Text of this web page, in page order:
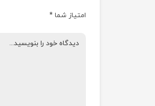
امتیاز شما*